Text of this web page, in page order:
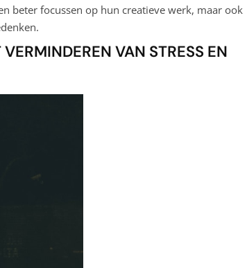
beter focussen op hun creatieve werk, maar ook
VAN STRESS EN